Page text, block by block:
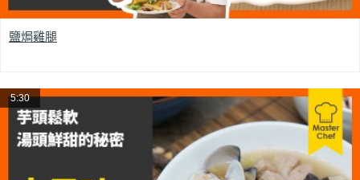
鹽焗雞腿
5:30